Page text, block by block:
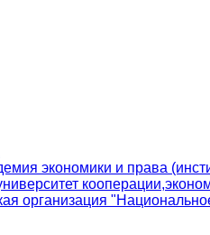
экономики и права
организация